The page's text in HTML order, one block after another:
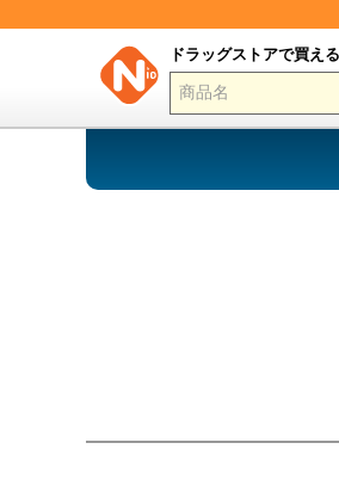
ドラッグストアで買え